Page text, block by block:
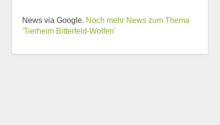
zum Tierheim
Trägerverein
News via Google. Noch mehr News zum Thema
'Tierheim Bitterfeld-Wolfen'